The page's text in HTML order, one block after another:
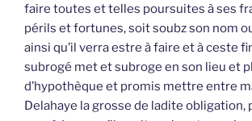
faire toutes et telles poursuites à ses
périls et fortunes, soit soubz son nom
ainsi qu’il verra estre à faire et à ceste
subrogé met et subroge en son lieu et
d’hypothèque et promis mettre entre
Delahaye la grosse de ladite obligation,